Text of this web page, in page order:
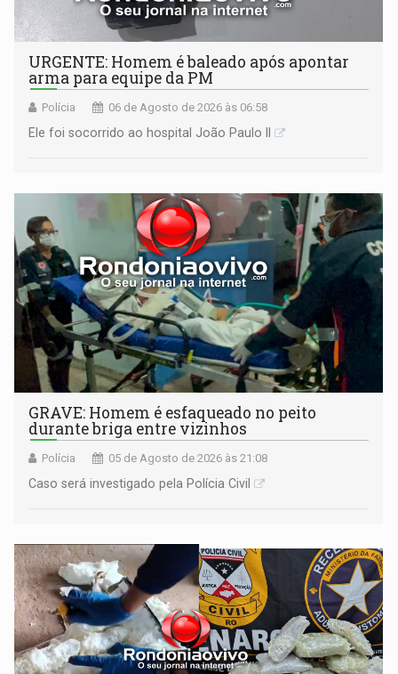
URGENTE: Homem é baleado após apontar
arma para equipe da PM
Polícia 06 de Agosto de 2026 às 06:58
Ele foi socorrido ao hospital João Paulo II
GRAVE: Homem é esfaqueado no peito
durante briga entre vizinhos
Polícia 05 de Agosto de 2026 às 21:08
Caso será investigado pela Polícia Civil